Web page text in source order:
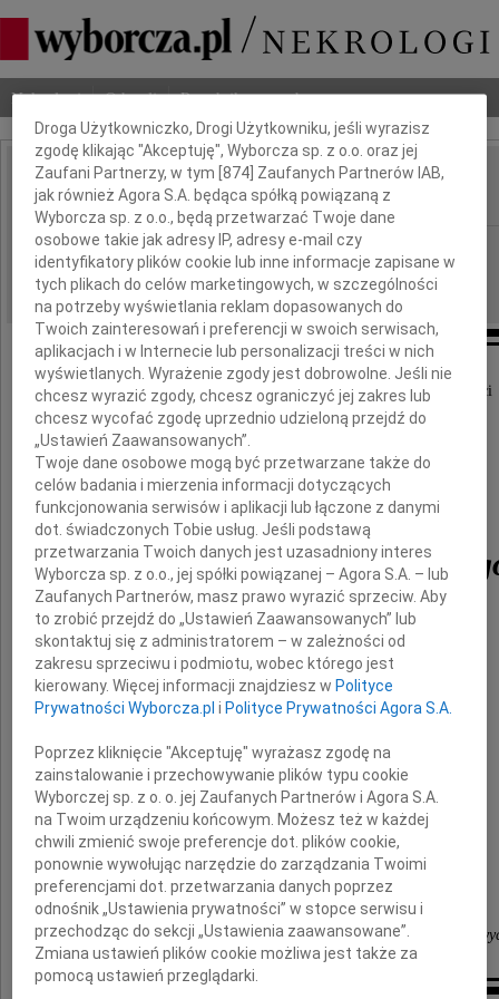
Nekrologi Odeszli Poradnik pogrzebowy
IMIĘ I NAZWISKO: Tadeusz Brzeziński
REGION: Szczecin
DATA EMISJI: 13.01.2010
Szczere wyrazy współczucia z powodu śmierci
prof. dr. hab. n. med.
Tadeusza
wspaniałego Lekarza i Humanisty
Rodzinie
składa
zespół Centrum Leczenia Urazów
Dbamy o Twoją prywatność
Droga Użytkowniczko, Drogi Użytkowniku, jeśli wyrazisz
zgodę klikając "Akceptuję", Wyborcza sp. z o.o. oraz jej
Zaufani Partnerzy, w tym [874 ] Zaufanych Partnerów IAB,
jak również Agora S.A. będąca spółką powiązaną z
Wyborcza sp. z o.o., będą przetwarzać Twoje dane
osobowe takie jak adresy IP, adresy e-mail czy
identyfikatory plików cookie lub inne informacje zapisane w
tych plikach do celów marketingowych, w szczególności
na potrzeby wyświetlania reklam dopasowanych do
Twoich zainteresowań i preferencji w swoich serwisach,
aplikacjach i w Internecie lub personalizacji treści w nich
wyświetlanych. Wyrażenie zgody jest dobrowolne. Jeśli nie
chcesz wyrazić zgody, chcesz ograniczyć jej zakres lub
chcesz wycofać zgodę uprzednio udzieloną przejdź do
„Ustawień Zaawansowanych”.
Twoje dane osobowe mogą być przetwarzane także do
celów badania i mierzenia informacji dotyczących
funkcjonowania serwisów i aplikacji lub łączone z danymi
dot. świadczonych Tobie usług. Jeśli podstawą
przetwarzania Twoich danych jest uzasadniony interes
Wyborcza sp. z o.o., jej spółki powiązanej – Agora S.A. – lub
Zaufanych Partnerów, masz prawo wyrazić sprzeciw. Aby
to zrobić przejdź do „Ustawień Zaawansowanych” lub
skontaktuj się z administratorem – w zależności od
zakresu sprzeciwu i podmiotu, wobec którego jest
kierowany. Więcej informacji znajdziesz w Polityce
Prywatności Wyborcza.pl i Polityce Prywatności Agora S.A.
Poprzez kliknięcie "Akceptuję" wyrażasz zgodę na
zainstalowanie i przechowywanie plików typu cookie
Wyborczej sp. z o. o. jej Zaufanych Partnerów i Agora S.A.
na Twoim urządzeniu końcowym. Możesz też w każdej
chwili zmienić swoje preferencje dot. plików cookie,
ponownie wywołując narzędzie do zarządzania Twoimi
preferencjami dot. przetwarzania danych poprzez
odnośnik „Ustawienia prywatności” w stopce serwisu i
przechodząc do sekcji „Ustawienia zaawansowane”.
Zmiana ustawień plików cookie możliwa jest także za
pomocą ustawień przeglądarki.